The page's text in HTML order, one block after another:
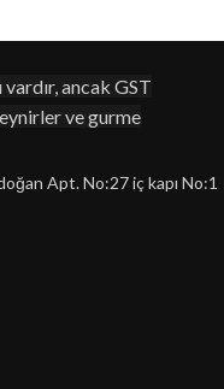
vardır, ancak GST
ve gurme
Apt. No:27 iç kapı No:1